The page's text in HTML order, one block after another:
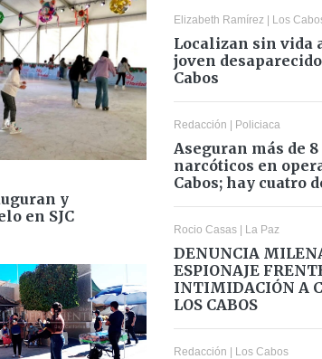
y
en SJC
Elizabeth Ramírez | Los
Localizan sin vida
joven
Cabos
Redacción | Policiaca
Aseguran más de
narcóticos en
Cabos; hay cuatro
Rocio Casas | La Paz
DENUNCIA
ESPIONAJE
INTIMIDACIÓN A
LOS CABOS
Redacción | Los Cabos